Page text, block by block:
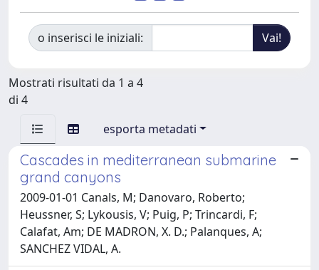
o inserisci le iniziali:
Mostrati risultati da 1 a 4
di 4
esporta metadati
Cascades in mediterranean submarine
grand canyons
2009-01-01 Canals, M; Danovaro, Roberto;
Heussner, S; Lykousis, V; Puig, P; Trincardi, F;
Calafat, Am; DE MADRON, X. D.; Palanques, A;
SANCHEZ VIDAL, A.